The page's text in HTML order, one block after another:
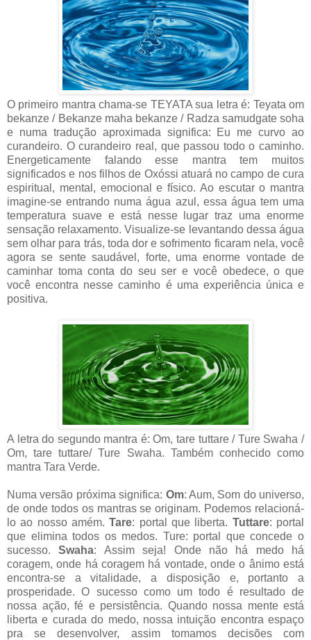
O primeiro mantra chama-se TEYATA sua letra é: Teyata om
bekanze / Bekanze maha bekanze / Radza samudgate soha
e numa tradução aproximada significa: Eu me curvo ao
curandeiro. O curandeiro real, que passou todo o caminho.
Energeticamente falando esse mantra tem muitos
significados e nos filhos de Oxóssi atuará no campo de cura
espiritual, mental, emocional e físico. Ao escutar o mantra
imagine-se entrando numa água azul, essa água tem uma
temperatura suave e está nesse lugar traz uma enorme
sensação relaxamento. Visualize-se levantando dessa água
sem olhar para trás, toda dor e sofrimento ficaram nela, você
agora se sente saudável, forte, uma enorme vontade de
caminhar toma conta do seu ser e você obedece, o que
você encontra nesse caminho é uma experiência única e
positiva.
A letra do segundo mantra é: Om, tare tuttare / Ture Swaha /
Om, tare tuttare/ Ture Swaha. Também conhecido como
mantra Tara Verde.
Numa versão próxima significa: Om: Aum, Som do universo,
de onde todos os mantras se originam. Podemos relacioná-
lo ao nosso amém.Tare: portal que liberta. Tuttare: portal
que elimina todos os medos. Ture: portal que concede o
sucesso.Swaha: Assim seja! Onde não há medo há
coragem, onde há coragem há vontade, onde o ânimo está
encontra-se a vitalidade, a disposição e, portanto a
prosperidade. O sucesso como um todo é resultado de
nossa ação, fé e persistência. Quando nossa mente está
liberta e curada do medo, nossa intuição encontra espaço
pra se desenvolver, assim tomamos decisões com